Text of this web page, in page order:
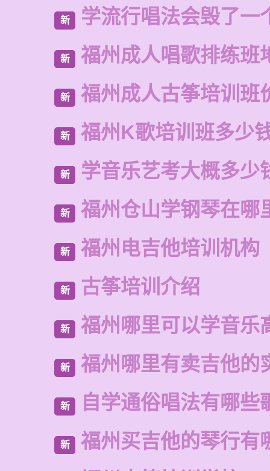
新 学流行唱法会毁了一
新 福州成人唱歌排练班
新 福州成人古筝培训班
新 福州K歌培训班多少
新 学音乐艺考大概多少
新 福州仓山学钢琴在哪
新 福州电吉他培训机构
新 古筝培训介绍
新 福州哪里可以学音乐
新 福州哪里有卖吉他的
新 自学通俗唱法有哪些
新 福州买吉他的琴行有